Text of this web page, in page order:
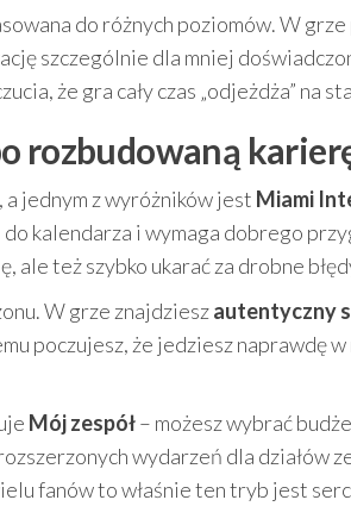
do różnych poziomów. W
szczególnie dla mniej
że gra cały czas „odjeżdża” na
rozbudowaną
jednym z wyróżników jest Miami
kalendarza i wymaga dobrego
też szybko ukarać za drobne
W grze znajdzieszautentyczny
poczujesz, że jedziesz naprawdę w
Mój zespół– możesz wybrać
wydarzeń dla działów
fanów to właśnie ten tryb jest